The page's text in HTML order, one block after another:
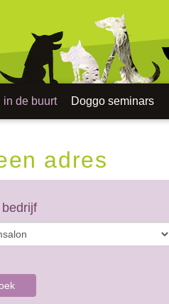
in de buurt Doggo seminars
adres